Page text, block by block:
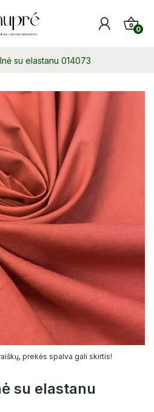
0
su elastanu 014073
prekės spalva gali skirtis!
su elastanu